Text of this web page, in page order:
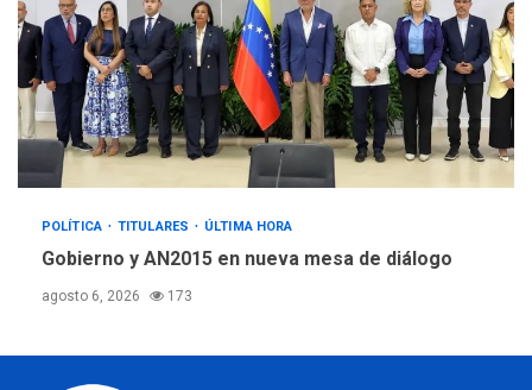
POLÍTICA TITULARES ÚLTIMA HORA
Gobierno y AN2015 en nueva mesa de diálogo
agosto 6, 2026 173